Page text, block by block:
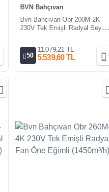
BVN Bahçıvan
Bvn Bahçıvan Obr 200M-2K
230V Tek Emişli Radyal Seyrek
50
11.079,21 TL
5.539,60 TL